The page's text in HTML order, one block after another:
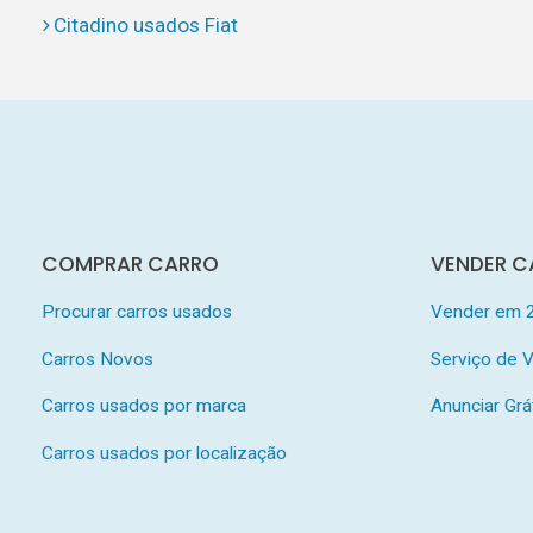
Citadino usados Fiat
COMPRAR CARRO
Procurar carros usados
Carros Novos
Carros usados por marca
Carros usados por localização
VENDER
Vender em
Serviço de
Anunciar